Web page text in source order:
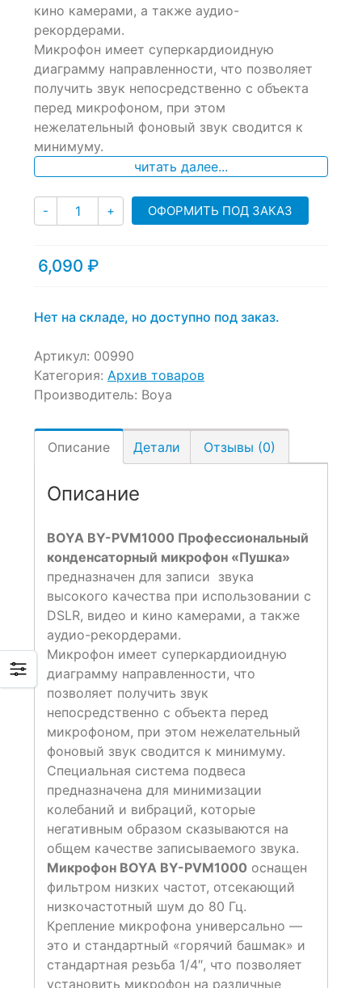
ratings
кино камерами, а также аудио-
рекордерами.
Микрофон имеет суперкардиоидную
диаграмму направленности, что позволяет
получить звук непосредственно с объекта
перед микрофоном, при этом
нежелательный фоновый звук сводится к
минимуму.
читать далее...
- Количество
+ ОФОРМИТЬ ПОД ЗАКАЗ
6,090 ₽
Нет на складе, но доступно под заказ.
Артикул: 00990
Категория: Архив товаров
Производитель: Boya
Описание Детали Отзывы (0)
Описание
BOYA BY-PVM1000 Профессиональный
конденсаторный микрофон «Пушка»
предназначен для записи звука
высокого качества при использовании с
DSLR, видео и кино камерами, а также
аудио-рекордерами.
Микрофон имеет суперкардиоидную
диаграмму направленности, что
позволяет получить звук
непосредственно с объекта перед
микрофоном, при этом нежелательный
фоновый звук сводится к минимуму.
Специальная система подвеса
предназначена для минимизации
колебаний и вибраций, которые
негативным образом сказываются на
общем качестве записываемого звука.
Микрофон BOYA BY-PVM1000 оснащен
фильтром низких частот, отсекающий
низкочастотный шум до 80 Гц.
Крепление микрофона универсально —
это и стандартный «горячий башмак» и
стандартная резьба 1/4″, что позволяет
установить микрофон на различные